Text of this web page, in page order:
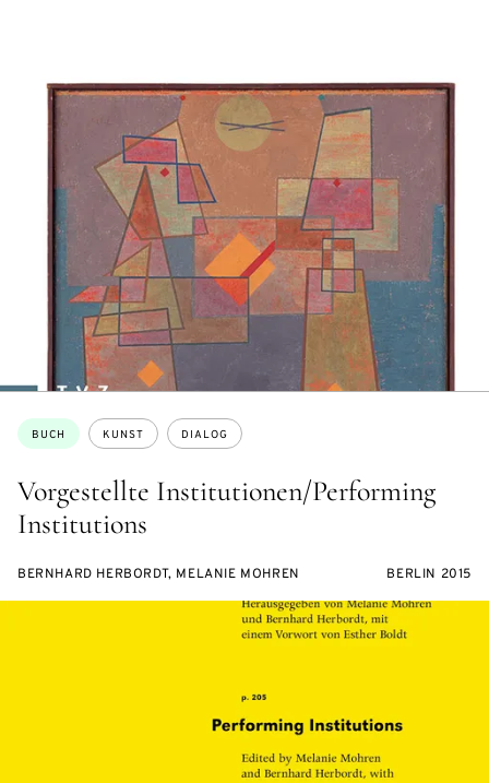
Vorgestellte Institutionen/Performing
Institutions
Themen:
BUCH KUNST DIALOG
BERNHARD HERBORDT, MELANIE MOHREN BERLIN 2015